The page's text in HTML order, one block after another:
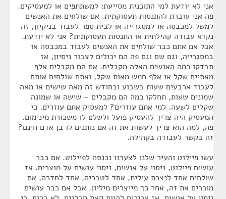
אני לא יודעת למי התוכנית מסייעת: למשתתפים או למעסיקים.
פה אני עוברת להתנסות תעסוקתית. אם שולחים את האנשים
למשל למכבסה או למסגרייה או לבית ספר לעבוד בניקיון, זה
נקרא עבודה קהילתית או התנסות תעסוקתית? אני לא יודעת.
אבל אם אתם כבר שולחים את האנשים לעבוד במכבסה או
במסגרייה, וגם שם וגם פה הם יכולים לצבור ניסיון, אז
תבדקו כמה האנשים האלה מקבלים. אם הם מקבלים אלף
מאתיים שקל או אלף חמש מאות שקל, ואתם שולחים אותם
לעבוד ארבעים שעות בשבוע ובחודש זה מאה שישים או מאה
שמונים שעות, תחלקו כמה הם מקבלים – שישה או שמונה
שקלים לשעה. למי אתם עוזרים? למעסיק אתם עוזרים. כי
המעסיק היה צריך להעסיק פועל ולשלם לו משכורת מינימום.
פה, למה הוא צריך לעשות את זה אם נותנים לו בן אדם חינם?
זה בקשר לעבודה בקהילה.
עשו פיילוט והעיר שלנו לצערנו נכנסה לפיילוט. אם כבר
עושים פיילוט, ניסוי על אנשים, ניסוי עושים על מוצרים. אז
שולחים אחד לנצרת עילית, אחד לטבריה, אחד לחדרה, אם
מוכרים את זה, אחר כך מייצרים מיליון. אבל אם כבר עושים